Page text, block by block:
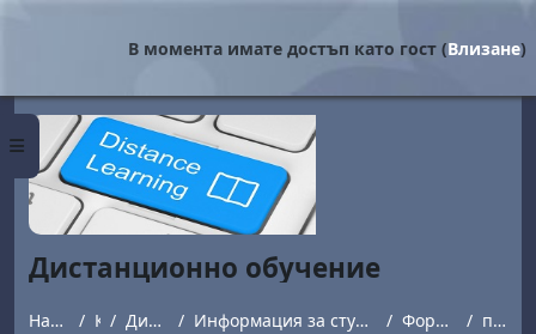
Страничен панел
В момента имате достъп като гост (Влизане)
Дистанционно обучение
Начална страница Курсове Дистанционно обучение Информация за студенти обучаващи се в програми с дистанционна форма на обучение. Форум за въпроси и отговори поправка проект